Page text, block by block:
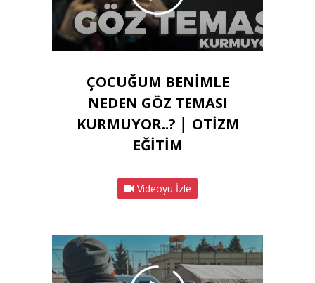
ÇOCUĞUM BENİMLE
NEDEN GÖZ TEMASI
KURMUYOR..? │ OTİZM
EĞİTİM
Videoyu İzle